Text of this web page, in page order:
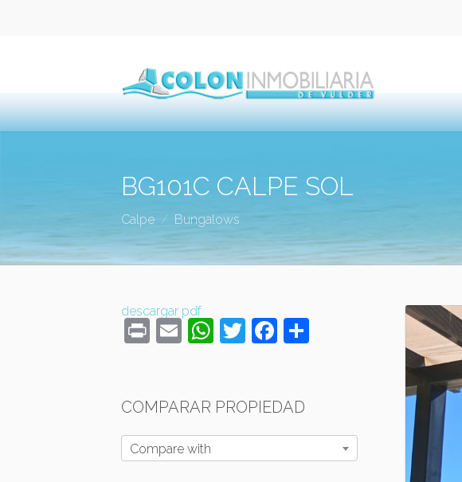
BG101C CALPE SOL
Calpe Bungalows
descargar pdf
PrintEmailWhatsApp
TwitterFacebook
Compartir
COMPARAR PROPIEDAD
Compare with